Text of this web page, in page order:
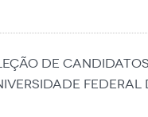
DE CANDIDATOS
FEDERAL